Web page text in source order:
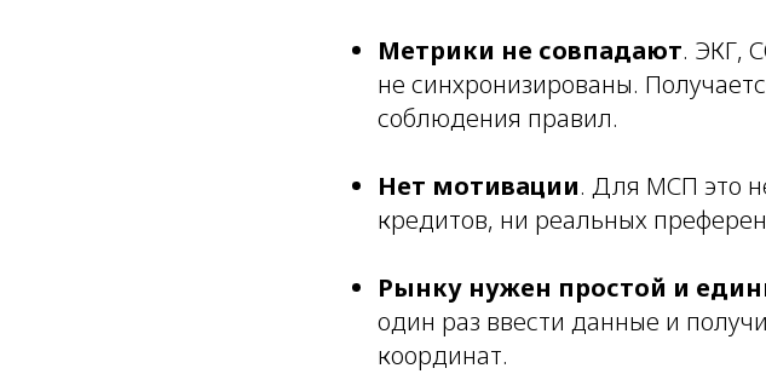
Метрики не совпадают. ЭКГ,
не синхронизированы.
соблюдения правил.
Нет мотивации. Для МСП это
кредитов, ни реальных
Рынку нужен простой и
один раз ввести данные и
координат.